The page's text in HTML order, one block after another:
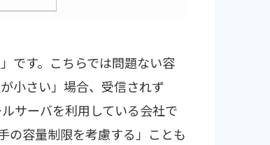
です。こちらでは問題ない容
小さい」場合、受信されず
サーバを利用している会社で
の容量制限を考慮する」ことも